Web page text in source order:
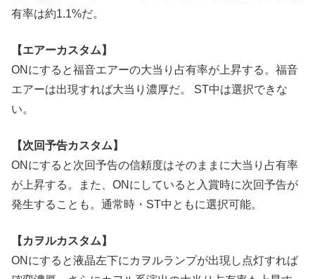
有率は約1.1%だ。
【エアーカスタム】
ONにすると福音エアーの大当り占有率が上昇する。福音
エアーは出現すれば大当り濃厚だ。 ST中は選択できな
い。
【次回予告カスタム】
ONにすると次回予告の信頼度はそのままに大当り占有率
が上昇する。また、ONにしていると入賞時に次回予告が
発生することも。通常時・ST中ともに選択可能。
【カヲルカスタム】
ONにすると液晶左下にカヲルランプが出現し点灯すれば